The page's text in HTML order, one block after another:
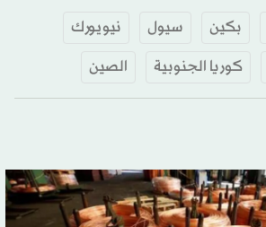
بكين سيول
نيويورك
كوريا الجنوبية الصين